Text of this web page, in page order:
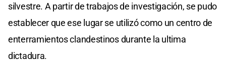
silvestre. A partir de trabajos de investigación, se pudo
establecer que ese lugar se utilizó como un centro de
enterramientos clandestinos durante la ultima
dictadura.